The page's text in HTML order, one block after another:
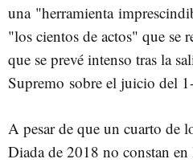
una "herramienta
"los cientos de actos" que se
que se prevé intenso tras la
Supremo sobre el juicio del
A pesar de que un cuarto de
Diada de 2018 no constan en